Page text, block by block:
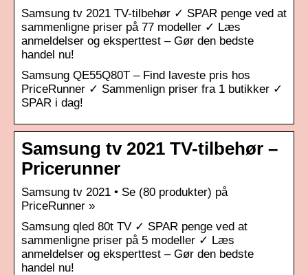
Samsung tv 2021 TV-tilbehør ✓ SPAR penge ved at
sammenligne priser på 77 modeller ✓ Læs
anmeldelser og eksperttest – Gør den bedste
handel nu!
Samsung QE55Q80T – Find laveste pris hos
PriceRunner ✓ Sammenlign priser fra 1 butikker ✓
SPAR i dag!
Samsung tv 2021 TV-tilbehør –
Pricerunner
Samsung tv 2021 • Se (80 produkter) på
PriceRunner »
Samsung qled 80t TV ✓ SPAR penge ved at
sammenligne priser på 5 modeller ✓ Læs
anmeldelser og eksperttest – Gør den bedste
handel nu!